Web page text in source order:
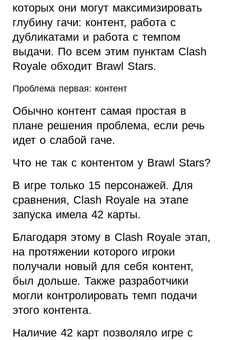
которых они могут максимизировать
глубину гачи: контент, работа с
дубликатами и работа с темпом
выдачи. По всем этим пунктам Clash
Royale обходит Brawl Stars.
Проблема первая: контент
Обычно контент самая простая в
плане решения проблема, если речь
идет о слабой гаче.
Что не так с контентом у Brawl Stars?
В игре только 15 персонажей. Для
сравнения, Clash Royale на этапе
запуска имела 42 карты.
Благодаря этому в Clash Royale этап,
на протяжении которого игроки
получали новый для себя контент,
был дольше. Также разработчики
могли контролировать темп подачи
этого контента.
Наличие 42 карт позволяло игре с